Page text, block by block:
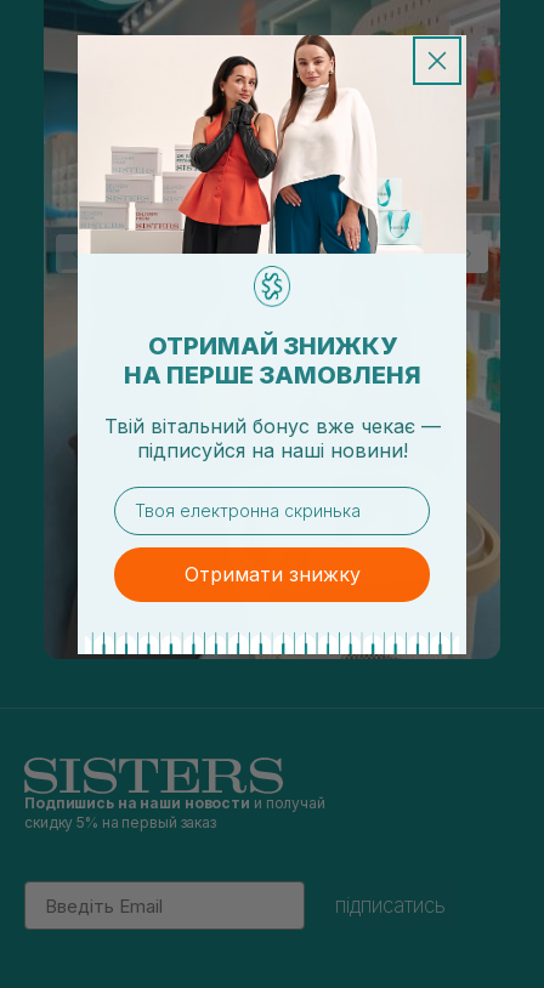
Подпишись на наши новости и получай
скидку 5% на первый заказ
Email
підписатись
ОТРИМАЙ ЗНИЖКУ
НА ПЕРШЕ ЗАМОВЛЕНЯ
Твій вітальний бонус вже чекає —
підписуйся на наші новини!
email
Отримати знижку